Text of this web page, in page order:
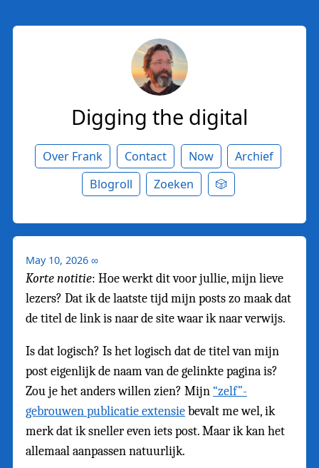
Digging the digital
Over Frank Contact Now
Archief
Blogroll
Zoeken 🎲
May 10, 2026 ∞
Korte notitie: Hoe werkt dit voor jullie, mijn lieve
lezers? Dat ik de laatste tijd mijn posts zo maak dat
de titel de link is naar de site waar ik naar verwijs.
Is dat logisch? Is het logisch dat de titel van mijn
post eigenlijk de naam van de gelinkte pagina is?
Zou je het anders willen zien? Mijn“zelf”-
gebrouwen publicatie extensiebevalt me wel, ik
merk dat ik sneller even iets post. Maar ik kan het
allemaal aanpassen natuurlijk.